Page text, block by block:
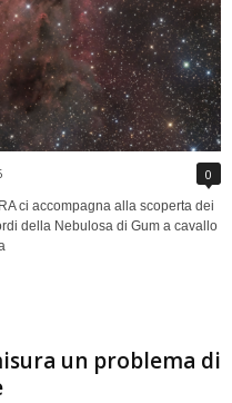
0
ci accompagna alla scoperta dei
della Nebulosa di Gum a cavallo
un problema di